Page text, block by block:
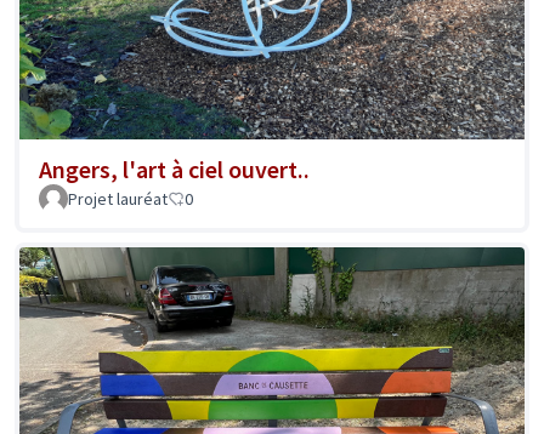
Angers, l'art à ciel ouvert..
Projet lauréat 0